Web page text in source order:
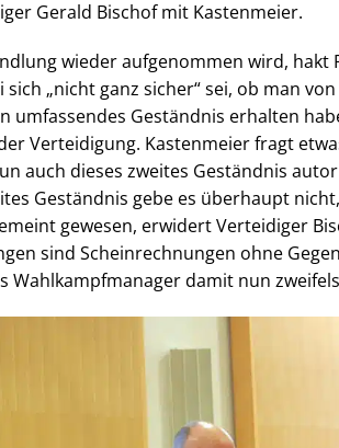
Gerald Bischof mit Kastenmeier.
wieder aufgenommen wird, hakt
sich „nicht ganz sicher“ sei, ob man
umfassendes Geständnis erhalten
Verteidigung. Kastenmeier fragt
auch dieses zweites Geständnis
Geständnis gebe es überhaupt
gewesen, erwidert Verteidiger
sind Scheinrechnungen ohne
Wahlkampfmanager damit nun